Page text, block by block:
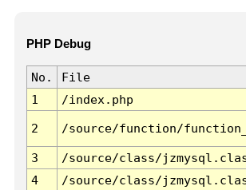
PHP Debug
No. File
1
/index.php
2 /source/function/
3 /source/class/
4
/source/class/